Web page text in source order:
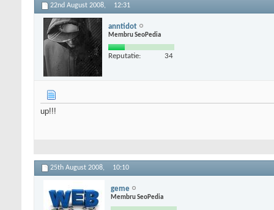
22nd August 2008, 12:31
anntidot
Membru SeoPedia
Reputatie: 34
up!!!
25th August 2008, 10:10
geme
Membru SeoPedia